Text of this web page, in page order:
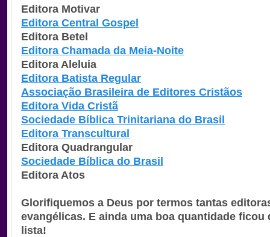
Editora Motivar
Editora Central Gospel
Editora Betel
Editora Chamada da Meia-Noite
Editora Aleluia
Editora Batista Regular
Associação Brasileira de Editores Cristãos
Editora Vida Cristã
Sociedade Bíblica Trinitariana do Brasil
Editora Transcultural
Editora Quadrangular
Sociedade Bíblica do Brasil
Editora Atos
Glorifiquemos a Deus por termos tantas
evangélicas. E ainda uma boa quantidade ficou
lista!